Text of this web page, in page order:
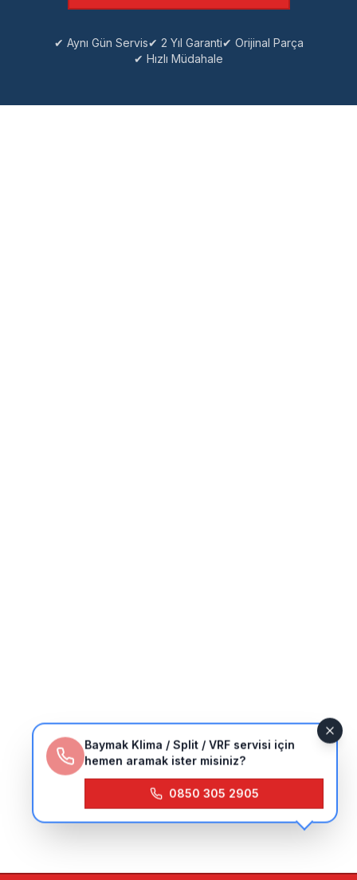
Baymak Klima / Split / VRF servisi için
hemen aramak ister misiniz?
0850 305 2905
✔ Aynı Gün Servis✔ 2 Yıl Garanti✔ Orijinal Parça
✔ Hızlı Müdahale